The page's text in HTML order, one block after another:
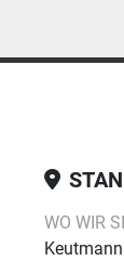
WO WIR